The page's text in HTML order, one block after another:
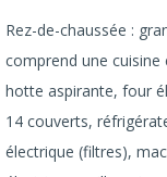
Rez-de-chaussée :
comprend une
hotte aspirante, four
14 couverts,
électrique (filtres),